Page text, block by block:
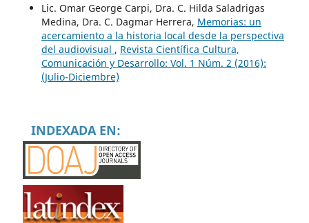
Lic. Omar George Carpi, Dra. C. Hilda Saladrigas
Medina, Dra. C. Dagmar Herrera, Memorias: un
acercamiento a la historia local desde la perspectiva
del audiovisual , Revista Científica Cultura,
Comunicación y Desarrollo: Vol. 1 Núm. 2 (2016):
(Julio-Diciembre)
INDEXADA EN: